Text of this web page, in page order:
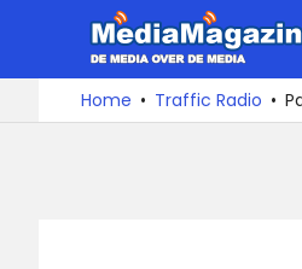
de
De
media
over
Home Traffic Radio